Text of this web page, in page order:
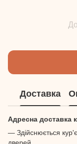
Доставка
Адресна доставка
— Здійснюється
дверей